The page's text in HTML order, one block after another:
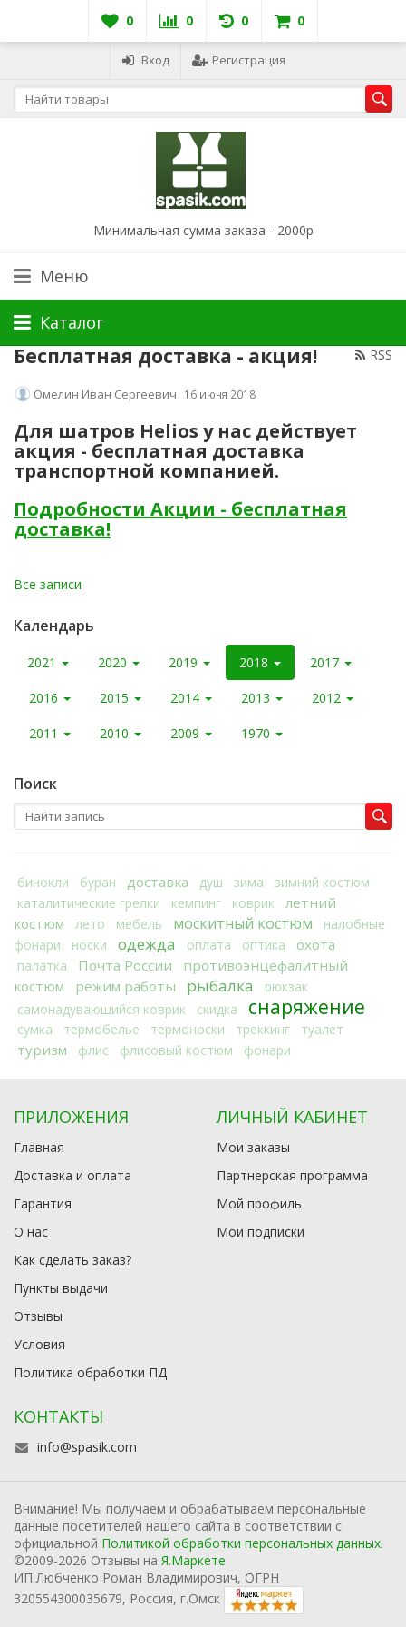
0 0 0 0
Вход Регистрация
Минимальная сумма заказа - 2000р
Меню
Каталог
RSS
Бесплатная доставка - акция!
Омелин Иван Сергеевич 16 июня 2018
Для шатров Helios у нас действует
акция - бесплатная доставка
транспортной компанией.
Подробности Акции - бесплатная
доставка!
Все записи
Календарь
2021 2020 2019 2018 2017
2016 2015 2014 2013 2012
2011 2010 2009 1970
Поиск
бинокли буран доставка душ зима
зимний костюм
каталитические грелки
кемпинг коврик
летний
костюм
лето мебель москитный костюм
налобные
фонари
носки одежда оплата оптика охота
палатка Почта России
противоэнцефалитный
костюм
режим работы рыбалка
рюкзак
самонадувающийся коврик
скидка снаряжение
сумка термобелье термоноски треккинг туалет
туризм флис флисовый костюм фонари
ПРИЛОЖЕНИЯ
Главная
Доставка и оплата
Гарантия
О нас
Как сделать заказ?
Пункты выдачи
Отзывы
Условия
Политика обработки ПД
ЛИЧНЫЙ КАБИНЕТ
Мои заказы
Партнерская программа
Мой профиль
Мои подписки
КОНТАКТЫ
info@spasik.com
Внимание! Мы получаем и обрабатываем персональные
данные посетителей нашего сайта в соответствии с
официальной Политикой обработки персональных данных.
©2009-2026 Отзывы на Я.Маркете
ИП Любченко Роман Владимирович, ОГРН
320554300035679, Россия, г.Омск